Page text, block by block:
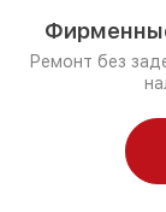
Ремонт без